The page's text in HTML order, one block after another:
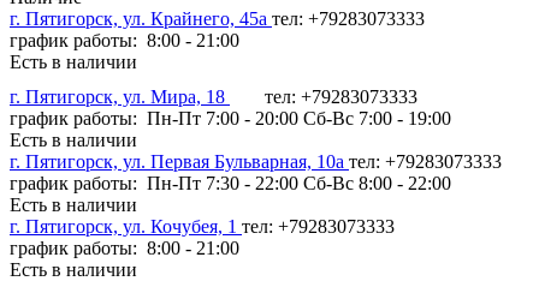
г. Пятигорск, ул. Крайнего, 45а тел: +79283073333
график работы: 8:00 - 21:00
Есть в наличии
г. Пятигорск, ул. Мира, 18
тел: +79283073333
график работы: Пн-Пт 7:00 - 20:00 Сб-Вс 7:00 - 19:00
Есть в наличии
г. Пятигорск, ул. Первая Бульварная, 10а тел: +79283073333
график работы: Пн-Пт 7:30 - 22:00 Сб-Вс 8:00 - 22:00
Есть в наличии
г. Пятигорск, ул. Кочубея, 1 тел: +79283073333
график работы: 8:00 - 21:00
Есть в наличии